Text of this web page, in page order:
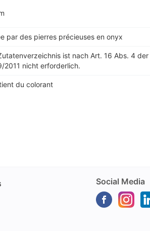
par des pierres précieuses en onyx
ist nach Art. 16 Abs. 4 der
2011 nicht erforderlich.
du colorant
Social Media